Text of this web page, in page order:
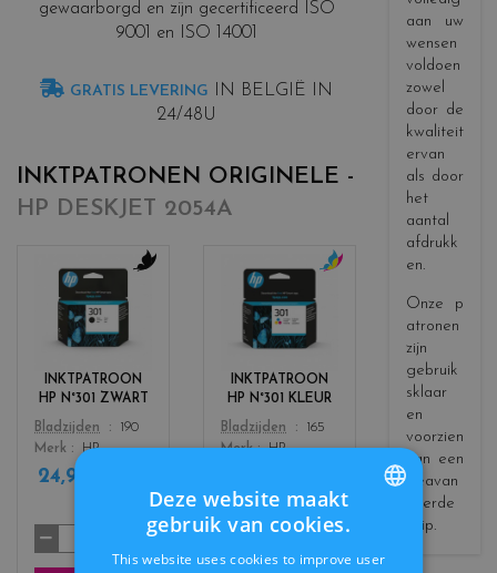
gewaarborgd en zijn gecertificeerd ISO
9001 en ISO 14001
GRATIS LEVERING IN BELGIË IN
24/48U
INKTPATRONEN ORIGINELE -
HP DESKJET 2054A
INKTPATROON
HP N°301 ZWART
Color
r
s
b
Bladzijden
190
Merk
HP
24,90 €
INKTPATROON
HP N°301 KLEUR
Color
r
s
c
o
r
Bladzijden
165
Merk
HP
btw
aan uw
wensen
voldoen
zowel
door de
kwaliteit
ervan
als door
het
aantal
afdrukk
en.
Onze p
atronen
zijn
gebruik
sklaar
en
voorzien
van een
geavan
ceerde
chip.
FRENCH
DUTCH
Deze website maakt
gebruik van cookies.
This website uses cookies to improve user